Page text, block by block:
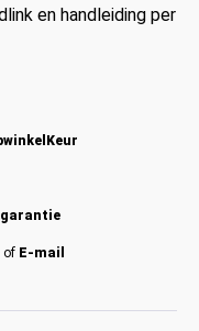
en handleiding per
of E-mail